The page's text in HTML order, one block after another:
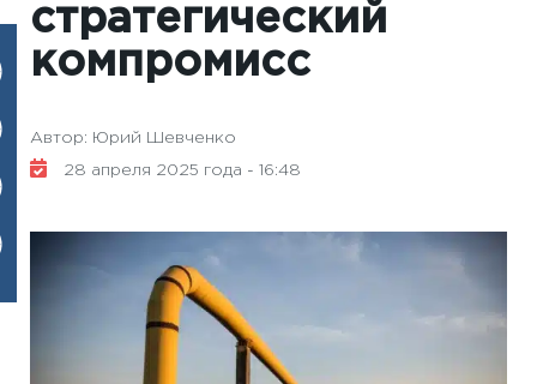
стратегический
компромисс
Автор: Юрий Шевченко
28 апреля 2025 года - 16:48